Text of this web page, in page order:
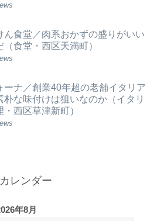
ん食堂／肉系おかずの盛りがいい
（食堂・西区天満町）
ーナ／創業40年超の老舗イタリア
朴な味付けは狙いなのか（イタリ
・西区草津新町）
カレンダー
年8月